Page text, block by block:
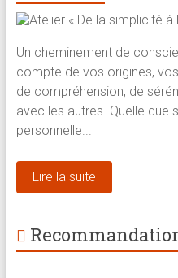
Un cheminement de
compte de vos origines,
de compréhension, de
avec les autres. Quelle que
personnelle...
Lire la suite